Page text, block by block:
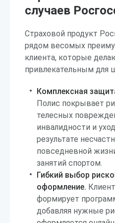
случаев
Страховой продукт
рядом весомых
клиента, которые
привлекательным для
Комплексная
Полис покрывает
телесных
инвалидности и
результате
повседневной
занятий спортом.
Гибкий выбор
оформление.
формирует
добавляя нужные